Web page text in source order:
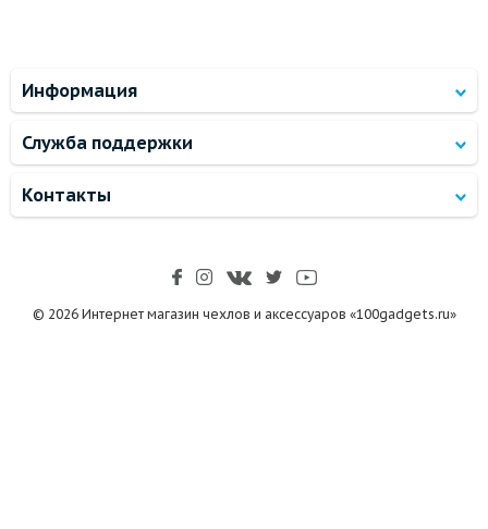
Информация
Служба поддержки
Контакты
© 2026 Интернет магазин чехлов и аксессуаров «100gadgets.ru»